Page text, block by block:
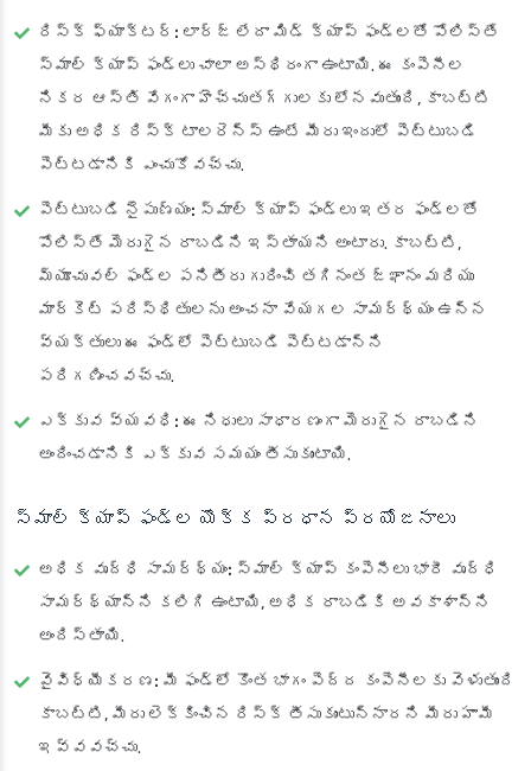
రిస్క్ ఫ్యాక్టర్: లార్జ్ లేదా మిడ్ క్యాప్ ఫండ్లతో పోలిస్తే
స్మాల్ క్యాప్ ఫండ్లు చాలా అస్థిరంగా ఉంటాయి. ఈ కంపెనీల
నికర ఆస్తి వేగంగా హెచ్చుతగ్గులకు లోనవుతుంది, కాబట్టి
మీకు అధిక రిస్క్ టాలరెన్స్ ఉంటే మీరు ఇందులో పెట్టుబడి
పెట్టడానికి ఎంచుకోవచ్చు.
పెట్టుబడి నైపుణ్యం: స్మాల్ క్యాప్ ఫండ్లు ఇతర ఫండ్లతో
పోలిస్తే మెరుగైన రాబడిని ఇస్తాయని అంటారు. కాబట్టి,
మ్యూచువల్ ఫండ్ల పనితీరు గురించి తగినంత జ్ఞానం మరియు
మార్కెట్ పరిస్థితులను అంచనా వేయగల సామర్థ్యం ఉన్న
వ్యక్తులు ఈ ఫండ్‌లో పెట్టుబడి పెట్టడాన్ని
పరిగణించవచ్చు.
ఎక్కువ వ్యవధి: ఈ నిధులు సాధారణంగా మెరుగైన రాబడిని
అందించడానికి ఎక్కువ సమయం తీసుకుంటాయి.
స్మాల్ క్యాప్ ఫండ్ల యొక్క ప్రధాన ప్రయోజనాలు
అధిక వృద్ధి సామర్థ్యం: స్మాల్ క్యాప్ కంపెనీలు భారీ వృద్ధి
సామర్థ్యాన్ని కలిగి ఉంటాయి, అధిక రాబడికి అవకాశాన్ని
అందిస్తాయి.
వైవిధ్యీకరణ: మీ ఫండ్‌లో కొంత భాగం పెద్ద కంపెనీలకు వెళుతుంది
కాబట్టి, మీరు లెక్కించిన రిస్క్ తీసుకుంటున్నారని మీరు హామీ
ఇవ్వవచ్చు.